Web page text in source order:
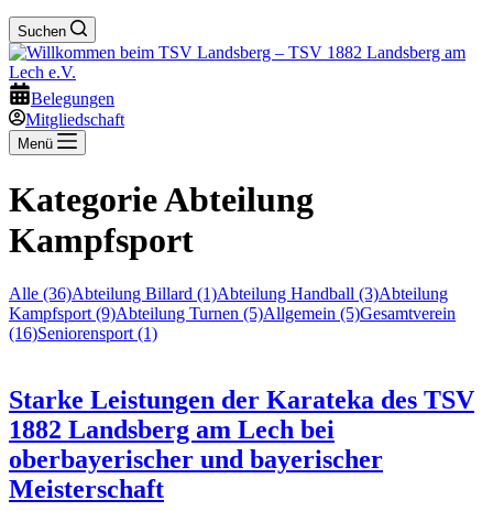
Suchen
Belegungen
Mitgliedschaft
Menü
KategorieAbteilung
Kampfsport
Alle (36)Abteilung Billard (1)Abteilung Handball (3)Abteilung
Kampfsport (9)Abteilung Turnen (5)Allgemein (5)Gesamtverein
(16)Seniorensport (1)
Starke Leistungen der Karateka des TSV
1882 Landsberg am Lech bei
oberbayerischer und bayerischer
Meisterschaft